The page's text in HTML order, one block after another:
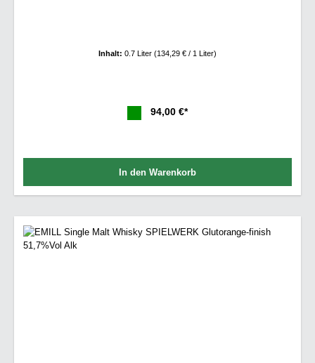
Inhalt: 0.7 Liter (134,29 € / 1 Liter)
94,00 €*
In den Warenkorb